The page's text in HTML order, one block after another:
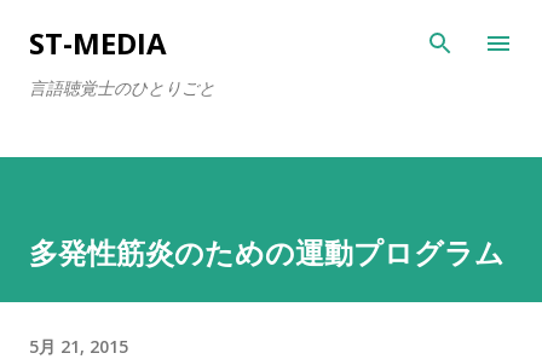
スキップしてメイン コンテンツに移動
ST-MEDIA
言語聴覚士のひとりごと
多発性筋炎のための運動プログラム
5月 21, 2015